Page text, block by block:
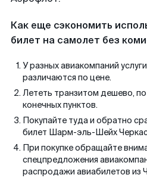
Как еще сэкономить
билет на самолет без
У разных авиакомпаний
различаются по цене.
Лететь транзитом дешево,
конечных пунктов.
Покупайте туда и обратно
билет Шарм-эль-Шейх
При покупке обращайте
спецпредложения
распродажи авиабилетов из